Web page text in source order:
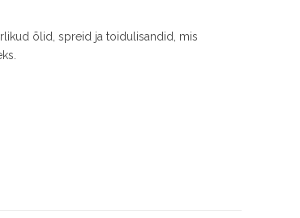
õlid, spreid ja toidulisandid, mis